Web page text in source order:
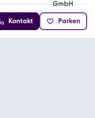
Kontakt Parken